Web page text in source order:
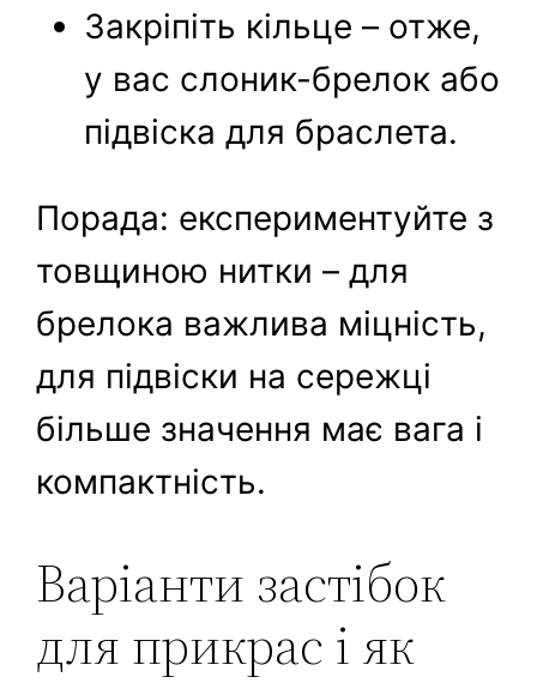
Закріпіть кільце – отже,
у вас слоник-брелок або
підвіска для браслета.
Порада: експериментуйте з
товщиною нитки – для
брелока важлива міцність,
для підвіски на сережці
більше значення має вага і
компактність.
Варіанти застібок
для прикрас і як